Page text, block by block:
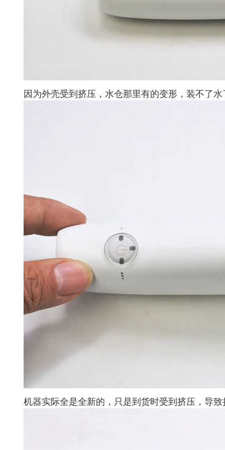
因为外壳受到挤压，水仓那里有的变形，装不了
机器实际全是全新的，只是到货时受到挤压，导